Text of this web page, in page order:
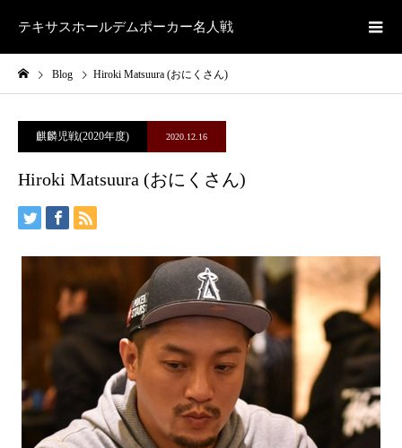
テキサスホールデムポーカー名人戦
Blog Hiroki Matsuura (おにくさん)
麒麟児戦(2020年度) 2020.12.16
Hiroki Matsuura (おにくさん)